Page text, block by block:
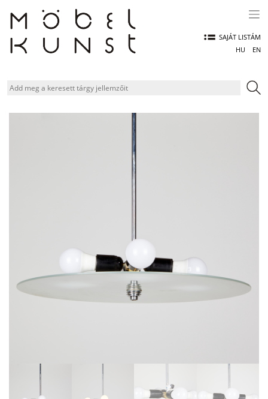
content
SAJÁT LISTÁM
HU
EN